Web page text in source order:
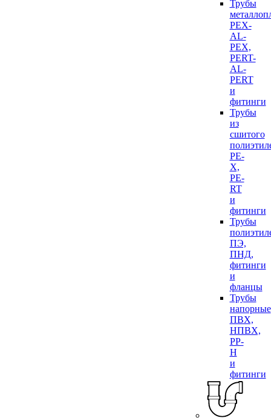
Трубы
PEX-
AL-
PEX,
PERT-
AL-
PERT
и
фитинги
Трубы
из
сшитого
PE-
X,
PE-
RT
и
фитинги
Трубы
ПЭ,
ПНД,
фитинги
и
фланцы
Трубы
напорные
ПВХ,
НПВХ,
PP-
H
и
фитинги